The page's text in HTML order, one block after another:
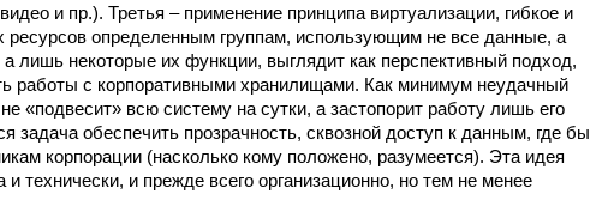
и пр.). Третья – применение принципа виртуализации, гибкое и
определенным группам, использующим не все данные, а
лишь некоторые их функции, выглядит как перспективный подход,
работы с корпоративными хранилищами. Как минимум неудачный
«подвесит» всю систему на сутки, а застопорит работу лишь его
задача обеспечить прозрачность, сквозной доступ к данным, где бы
корпорации (насколько кому положено, разумеется). Эта идея
технически, и прежде всего организационно, но тем не менее